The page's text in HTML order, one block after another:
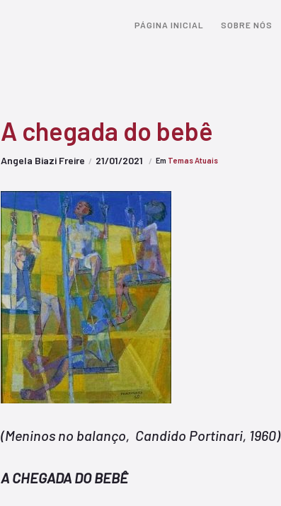
PÁGINA INICIAL SOBRE NÓS
A chegada do bebê
Angela Biazi Freire 21/01/2021 Em Temas Atuais
(Meninos no balanço, Candido Portinari, 1960)
A CHEGADA DO BEBÊ